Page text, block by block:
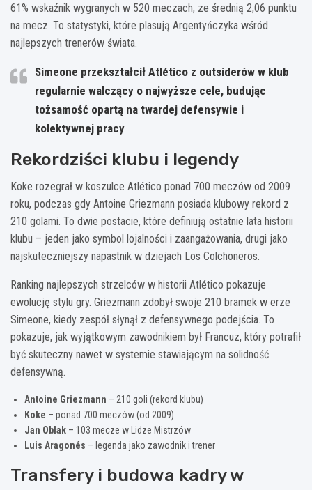
61% wskaźnik wygranych w 520 meczach, ze średnią 2,06 punktu
na mecz. To statystyki, które plasują Argentyńczyka wśród
najlepszych trenerów świata.
Simeone przekształcił Atlético z outsiderów w klub
regularnie walczący o najwyższe cele, budując
tożsamość opartą na twardej defensywie i
kolektywnej pracy
Rekordziści klubu i legendy
Koke rozegrał w koszulce Atlético ponad 700 meczów od 2009
roku, podczas gdy Antoine Griezmann posiada klubowy rekord z
210 golami. To dwie postacie, które definiują ostatnie lata historii
klubu – jeden jako symbol lojalności i zaangażowania, drugi jako
najskuteczniejszy napastnik w dziejach Los Colchoneros.
Ranking najlepszych strzelców w historii Atlético pokazuje
ewolucję stylu gry. Griezmann zdobył swoje 210 bramek w erze
Simeone, kiedy zespół słynął z defensywnego podejścia. To
pokazuje, jak wyjątkowym zawodnikiem był Francuz, który potrafił
być skuteczny nawet w systemie stawiającym na solidność
defensywną.
Antoine Griezmann – 210 goli (rekord klubu)
Koke – ponad 700 meczów (od 2009)
Jan Oblak – 103 mecze w Lidze Mistrzów
Luis Aragonés – legenda jako zawodnik i trener
Transfery i budowa kadry w